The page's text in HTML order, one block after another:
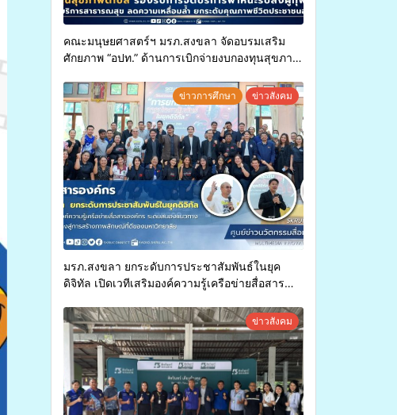
คณะมนุษยศาสตร์ฯ มรภ.สงขลา จัดอบรมเสริม
ศักยภาพ “อปท.” ด้านการเบิกจ่ายงบกองทุนสุขภาพ
ทุพพลภาพเพื่อเข้ารับบริการสาธารณสุข ลดความ
เหลื่อมล้ำ ยกระดับคุณภาพชีวิตประชาชนอย่าง
ยั่งยืน
ข่าวการศึกษา ข่าวสังคม
มรภ.สงขลา ยกระดับการประชาสัมพันธ์ในยุค
ดิจิทัล เปิดเวทีเสริมองค์ความรู้เครือข่ายสื่อสาร
การสร้างภาพลักษณ์ที่ดีของมหาวิทยาลัยข่าวสังคม